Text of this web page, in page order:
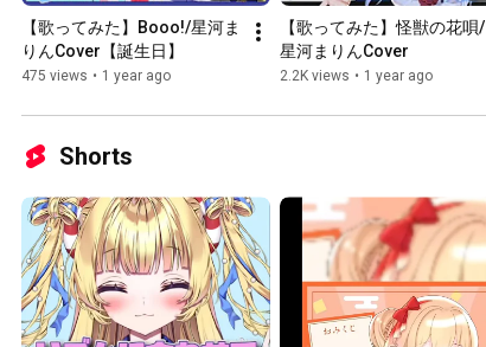
【歌ってみた】Booo!/星河ま
りんCover【誕生日】
475 views • 1 year ago
【歌ってみた】怪獣の花唄/
星河まりんCover
2.2K views • 1 year ago
Shorts